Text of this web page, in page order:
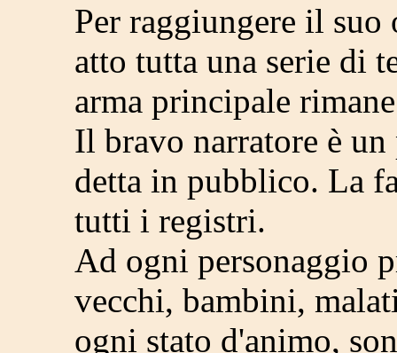
Per raggiungere il
atto tutta una serie di
arma principale
Il bravo narratore è
detta in pubblico. La
tutti i registri.
Ad ogni personaggio
vecchi, bambini,
ogni stato d'animo,